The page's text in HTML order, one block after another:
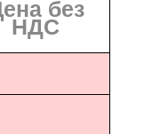
без
НДС